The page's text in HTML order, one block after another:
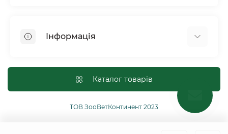
Птахи
Рептилії
Сільськогосподарські тварини та птахи
Інформація
Оплата і доставка
Політика конфіденційності
Публічна угода
Каталог товарів
ТОВ ЗооВетКонтинент 2023